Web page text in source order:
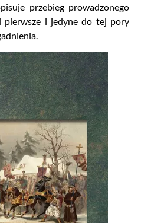
przebieg prowadzonego
pierwsze i jedyne do tej pory